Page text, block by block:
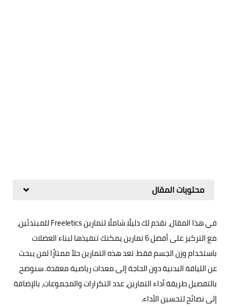
محتويات المقال
في هذا المقال، نقدم لك دليلًا شاملًا لتمارين Freeletics للمبتدئين،
مع التركيز على أفضل 6 تمارين يمكنك تنفيذها لبناء العضلات
باستخدام وزن الجسم فقط. تعد هذه التمارين حلاً ممتازًا لمن يبحث
عن اللياقة البدنية دون الحاجة إلى معدات رياضية معقدة. سنوضح
بالتفصيل طريقة أداء التمارين، عدد التكرارات والمجموعات، بالإضافة
إلى نصائح لتحسين الأداء.